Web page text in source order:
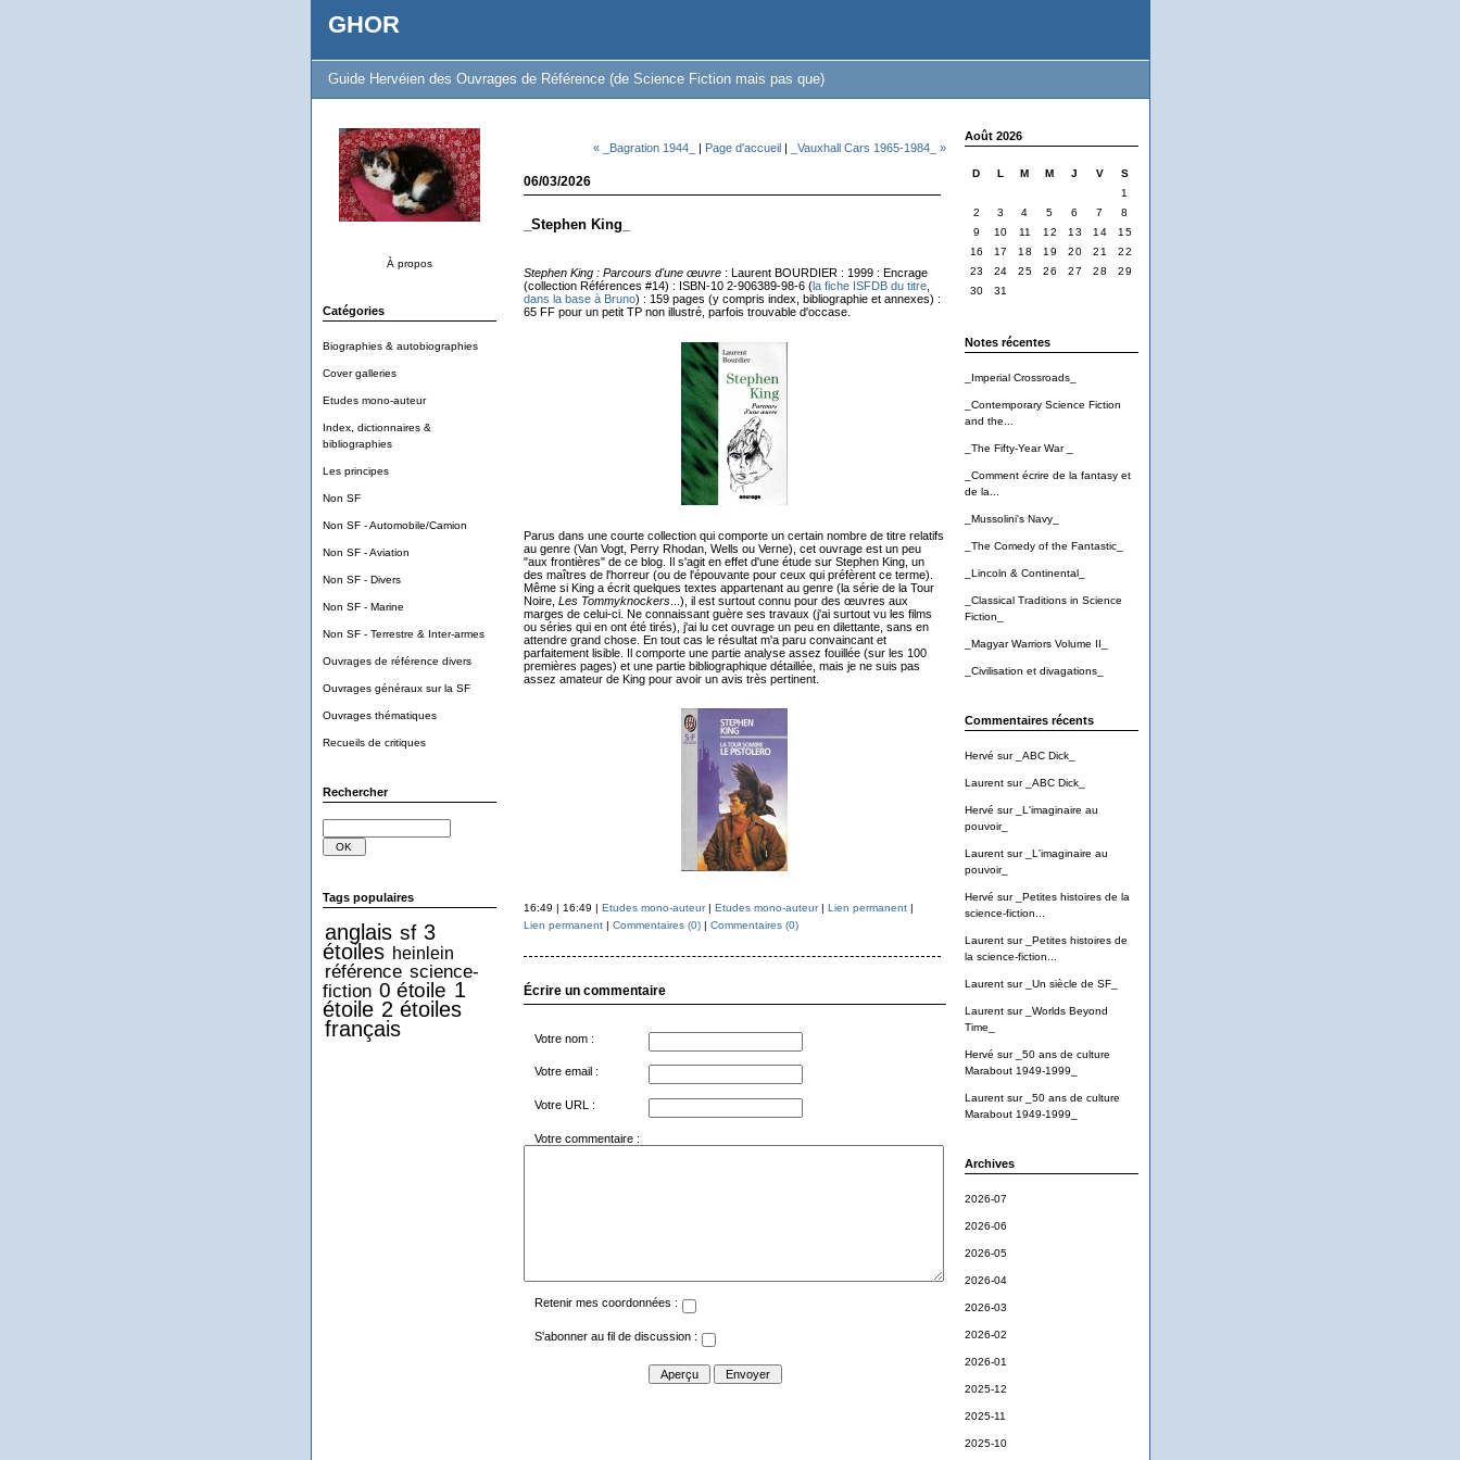
GHOR
Guide Hervéien des Ouvrages de Référence (de Science Fiction mais pas que)
À propos
Catégories
Biographies & autobiographies
Cover galleries
Etudes mono-auteur
Index, dictionnaires &
bibliographies
Les principes
Non SF
Non SF - Automobile/Camion
Non SF - Aviation
Non SF - Divers
Non SF - Marine
Non SF - Terrestre & Inter-armes
Ouvrages de référence divers
Ouvrages généraux sur la SF
Ouvrages thématiques
Recueils de critiques
Rechercher
Tags populaires
anglais sf 3
étoiles heinlein
référence science-
fiction 0 étoile 1
étoile 2 étoiles
français
Août 2026
D L M M J V
S
1
2
3 4 5 6 7
8
9
10 11 12 13 14
15
16
17 18 19 20 21
22
23
24 25 26 27 28
29
30
31
Notes récentes
_Imperial Crossroads_
_Contemporary Science Fiction
and the...
_The Fifty-Year War _
_Comment écrire de la fantasy et
de la...
_Mussolini's Navy_
_The Comedy of the Fantastic_
_Lincoln & Continental_
_Classical Traditions in Science
Fiction_
_Magyar Warriors Volume II_
_Civilisation et divagations_
Commentaires récents
Hervé sur _ABC Dick_
Laurentsur _ABC Dick_
Hervé sur
_L'imaginaire au
pouvoir_
Laurentsur
_L'imaginaire au
pouvoir_
Hervé sur
_Petites histoires de la
science-fiction...
Laurentsur
_Petites histoires de
la science-fiction...
Laurentsur _Un siècle de SF_
Laurentsur
_Worlds Beyond
Time_
Hervé sur
_50 ans de culture
Marabout 1949-1999_
Laurentsur
_50 ans de culture
Marabout 1949-1999_
Archives
2026-07
2026-06
2026-05
2026-04
2026-03
2026-02
2026-01
2025-12
2025-11
2025-10
« _Bagration 1944_ | Page d'accueil| _Vauxhall Cars 1965-1984_ »
06/03/2026
_Stephen King_
Stephen King : Parcours d'une œuvre: Laurent BOURDIER : 1999 : Encrage
(collection Références #14) : ISBN-10 2-906389-98-6 (la fiche ISFDB du titre,
dans la base à Bruno) : 159 pages (y compris index, bibliographie et annexes) :
65 FF pour un petit TP non illustré, parfois trouvable d'occase.
Parus dans une courte collection qui comporte un certain nombre de titre relatifs
au genre (Van Vogt, Perry Rhodan, Wells ou Verne), cet ouvrage est un peu
"aux frontières" de ce blog. Il s'agit en effet d'une étude sur Stephen King, un
des maîtres de l'horreur (ou de l'épouvante pour ceux qui préfèrent ce terme).
Même si King a écrit quelques textes appartenant au genre (la série de la Tour
Noire, Les Tommyknockers...), il est surtout connu pour des œuvres aux
marges de celui-ci. Ne connaissant guère ses travaux (j'ai surtout vu les films
ou séries qui en ont été tirés), j'ai lu cet ouvrage un peu en dilettante, sans en
attendre grand chose. En tout cas le résultat m'a paru convaincant et
parfaitement lisible. Il comporte une partie analyse assez fouillée (sur les 100
premières pages) et une partie bibliographique détaillée, mais je ne suis pas
assez amateur de King pour avoir un avis très pertinent.
16:49 | 16:49 | Etudes mono-auteur| Etudes mono-auteur| Lien permanent|
Lien permanent| Commentaires (0)| Commentaires (0)
Écrire un commentaire
Votre nom :
Votre email :
Votre URL :
Votre commentaire :
Retenir mes coordonnées :
S'abonner au fil de discussion :